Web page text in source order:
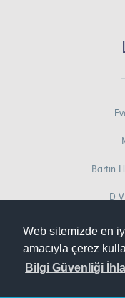
Web sitemizde en
amacıyla çerez
Bilgi Güvenliği
Bartın
D